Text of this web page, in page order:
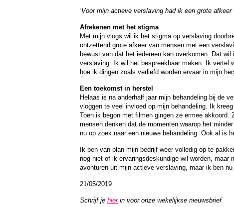
‘Voor mijn actieve verslaving had ik een grote
Afrekenen met het stigma
Met mijn vlogs wil ik het stigma op verslaving
ontzettend grote afkeer van mensen met een
bewust van dat het iedereen kan overkomen. Dat
verslaving. Ik wil het bespreekbaar maken. Ik vertel
hoe ik dingen zoals verliefd worden ervaar in mijn
Een toekomst in herstel
Helaas is na anderhalf jaar mijn behandeling bij de
vloggen te veel invloed op mijn behandeling. Ik
Toen ik begon met filmen gingen ze ermee
mensen denken dat de momenten waarop het
nu op zoek naar een nieuwe behandeling. Ook al is
Ik ben van plan mijn bedrijf weer volledig op te
nog niet of ik ervaringsdeskundige wil worden,
avonturen uit mijn actieve verslaving, maar ik ben
21/05/2019
Schrijf je hierin voor onze wekelijkse nieuwsbrief